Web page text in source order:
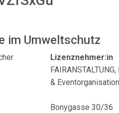
im Umweltschutz
Lizenznehmer:in
& Eventorganisation
Bonygasse 30/36